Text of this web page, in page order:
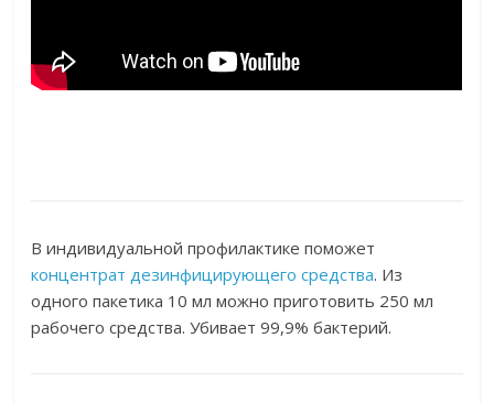
В индивидуальной профилактике поможет
концентрат дезинфицирующего средства. Из
одного пакетика 10 мл можно приготовить 250 мл
рабочего средства. Убивает 99,9% бактерий.